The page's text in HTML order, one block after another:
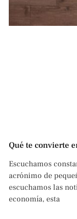
Qué te convierte
Escuchamos
acrónimo de
escuchamos las
economía, esta